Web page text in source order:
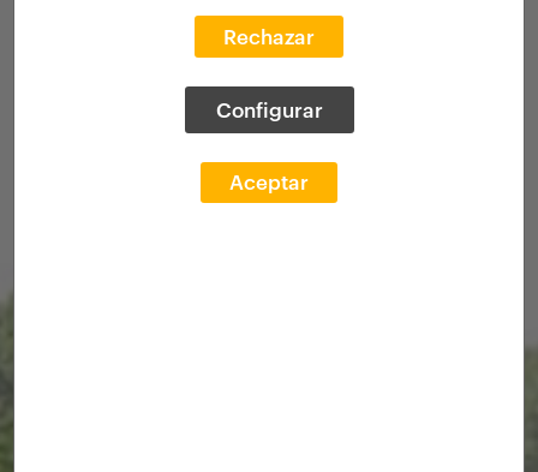
Rechazar
Configurar
Aceptar